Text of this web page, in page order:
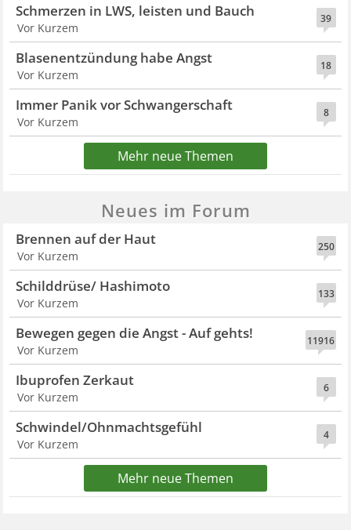
39
Schmerzen in LWS, leisten und Bauch
Vor Kurzem
18
Blasenentzündung habe Angst
Vor Kurzem
8
Immer Panik vor Schwangerschaft
Vor Kurzem
Mehr neue Themen
Neues im Forum
250
Brennen auf der Haut
Vor Kurzem
133
Schilddrüse/ Hashimoto
Vor Kurzem
11916
Bewegen gegen die Angst - Auf gehts!
Vor Kurzem
6
Ibuprofen Zerkaut
Vor Kurzem
4
Schwindel/Ohnmachtsgefühl
Vor Kurzem
Mehr neue Themen